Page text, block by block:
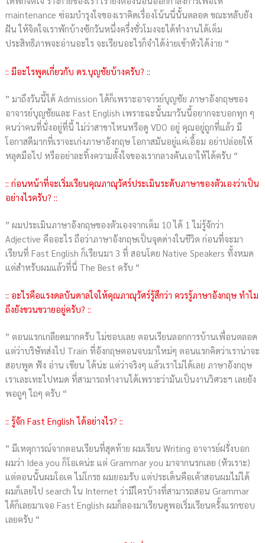
maintenance ซ่อมบำรุงใจของเราคิดเรื่องโน้นนี่นั้นตลอด ขณะหลับยัง
ฝัน ให้จิตใจเราพักบ้างซักวันหนึ่งครึ่งชั่วโมงจะได้ทำงานได้เต็ม
ประสิทธิภาพจะอ่านอะไร จะเรียนอะไรก็จำได้ง่ายเข้าหัวได้ง่าย “
:: มีอะไรพูดเกี่ยวกับ ดร.บุญชัยบ้างครับ? ::
” มาถึงวันนี้ได้ Admission ได้ก็เพราะอาจารย์บุญชัย ภาษาอังกฤษของ
อาจารย์บุญชัยและ Fast English เพราะฉะนั้นมาวันนี้อยากจะบอกทุก ๆ
คนว่าคนที่นั่งอยู่ที่นี้ ไม่ว่าสาขาไหนหรือดู VDO อยู่ คุณอยู่ถูกที่แล้ว มี
โอกาสดีมากที่เราจะเก่งภาษาอังกฤษ โอกาสมันอยู่แค่เอื้อม อย่าปล่อยให้
หลุดมือไป หรืออย่าละทิ้งความตั้งใจของเรากลางคันเอาให้ได้ครับ “
:: ก่อนหน้าที่จะเริ่มเรียนคุณภาณุวัศร์ประเมินระดับภาษาของตัวเองว่าเป็น
อย่างไรครับ? ::
” ผมประเมินภาษาอังกฤษของตัวเองจากเต็ม 10 ได้ 1 ไม่รู้จักว่า
Adjective คืออะไร ถือว่าภาษาอังกฤษเป็นจุดด่างในชีวิต ก่อนที่จะมา
เรียนที่ Fast English ก็เรียนมา 3 ที่ สอนโดย Native Speakers ทั้งหมด
แต่สำหรับผมแล้วที่นี่ The Best ครับ “
:: อะไรคือแรงดลบันดาลใจให้คุณภาณุวัศร์รู้สึกว่า ควรรู้ภาษาอังกฤษ ทำไม
ถึงยังขวนขวายอยู่ครับ? ::
” ตอนแรกเกลียดมากครับ ไม่ชอบเลย ตอนเรียนลอกการบ้านเพื่อนตลอด
แต่ว่าบริษัทส่งไป Train ที่อังกฤษตอนจบมาใหม่ๆ ตอนแรกคิดว่าเราน่าจะ
สอบพูด ฟัง อ่าน เขียน ได้น่ะ แต่ว่าจริงๆ แล้วเราไม่ได้เลย ภาษาอังกฤษ
เราเละเทะไปหมด ที่สามารถทำงานได้เพราะว่ามันเป็นงานวิศวะฯ เลยยัง
พอถูๆ ไถๆ ครับ “
:: รู้จัก Fast English ได้อย่างไร? ::
” มีเหตุการณ์จากตอนเรียนที่สุดท้าย ผมเรียน Writing อาจารย์ฝรั่งบอก
ผมว่า Idea you ก็โอเคน่ะ แต่ Grammar you มาจากนรกเลย (หัวเราะ)
แต่ตอนนั้นผมโอเค ไม่โกรธ ผมยอมรับ แต่ประเด็นคือเค้าสอนผมไม่ได้
ผมก็เลยไป search ใน Internet ว่ามีใครบ้างที่สามารถสอน Grammar
ได้ก็เลยมาเจอ Fast English ผมก็ลองมาเรียนดูพอเริ่มเรียนครั้งแรกชอบ
เลยครับ “